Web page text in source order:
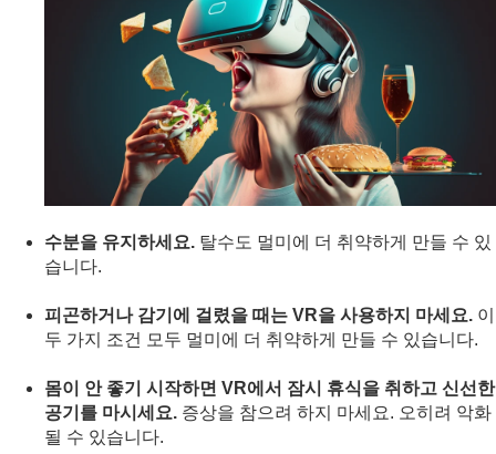
수분을 유지하세요. 탈수도 멀미에 더 취약하게 만들 수 있
습니다.
피곤하거나 감기에 걸렸을 때는 VR을 사용하지 마세요. 이
두 가지 조건 모두 멀미에 더 취약하게 만들 수 있습니다.
몸이 안 좋기 시작하면 VR에서 잠시 휴식을 취하고 신선한
공기를 마시세요. 증상을 참으려 하지 마세요. 오히려 악화
될 수 있습니다.